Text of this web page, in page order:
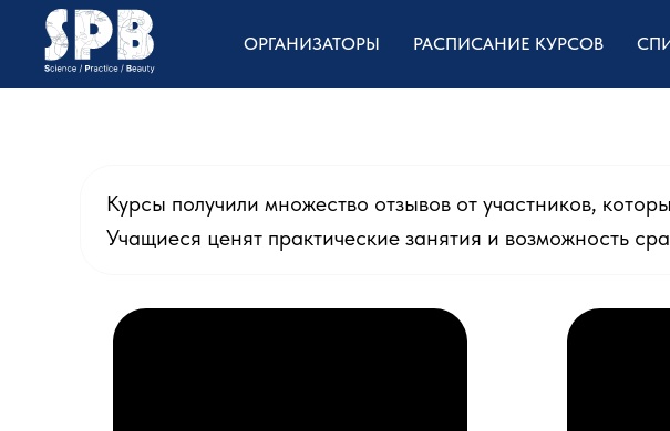
ОРГАНИЗАТОРЫ РАСПИСАНИЕ КУРСОВ
Курсы получили множество отзывов от участников,
Учащиеся ценят практические занятия и возможность